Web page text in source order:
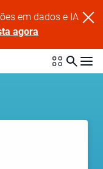
em dados e IA
agora